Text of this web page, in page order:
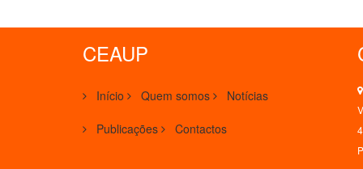
CEAUP
Início Quem somos Notícias
Publicações Contactos